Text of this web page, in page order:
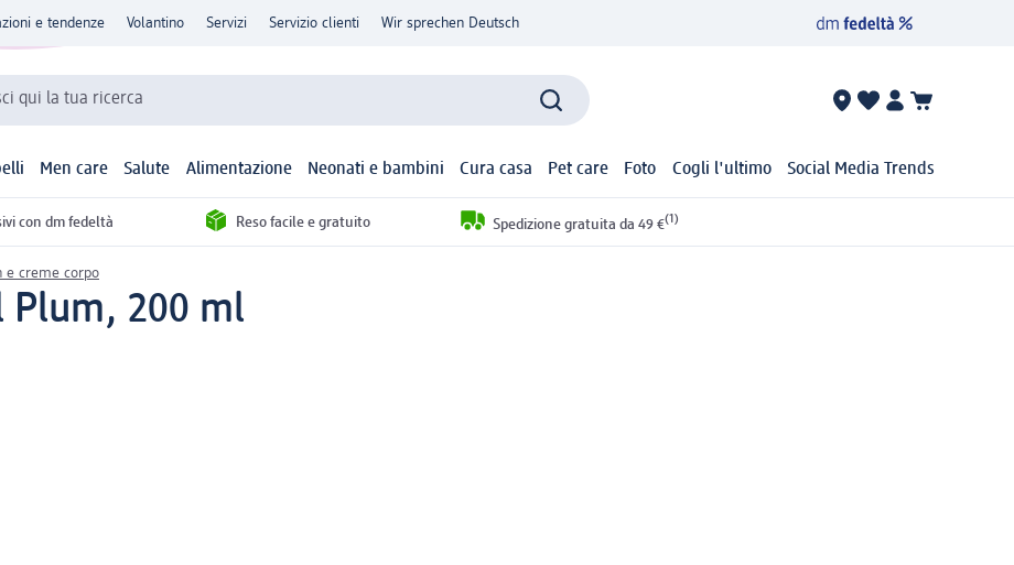
e tendenze Volantino Servizi Servizio clienti Wir sprechen Deutsch
qui la tua ricerca
Men care Salute Alimentazione Neonati e bambini Cura casa Pet care Foto Cogli l'ultimo Social Media Trends
con dm fedeltà Reso facile e gratuito Spedizione gratuita da 49 €(1)
e creme corpo
Plum, 200 ml